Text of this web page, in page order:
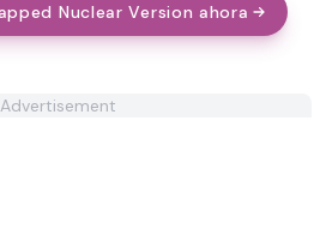
Nuclear Version ahora
Advertisement